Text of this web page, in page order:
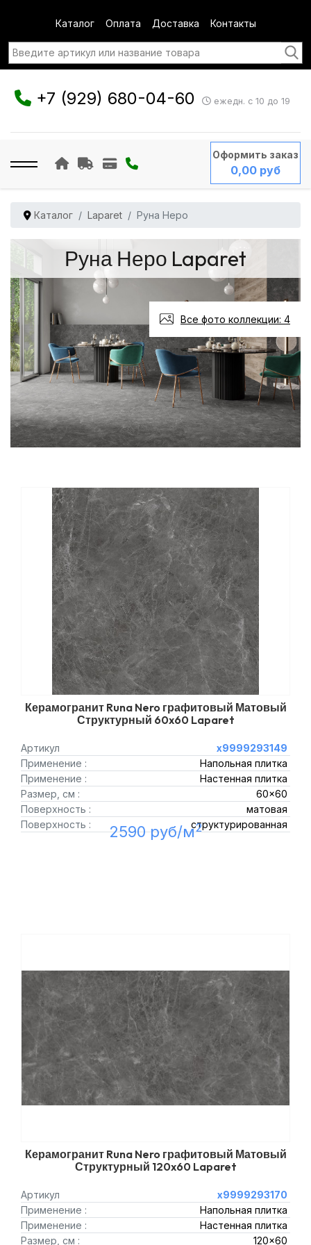
Каталог Оплата Доставка Контакты
+7 (929) 680-04-60 ежедн. с 10 до 19
Оформить заказ
0,00 руб
Каталог Laparet Руна Неро
Руна Неро Laparet
Все фото коллекции: 4
Керамогранит Runa Nero графитовый Матовый
Структурный 60x60 Laparet
Артикул
х9999293149
Применение :
Напольная плитка
Применение :
Настенная плитка
Размер, см :
60x60
Поверхность :
матовая
Поверхность :
структурированная
2590 руб/м2
Керамогранит Runa Nero графитовый Матовый
Структурный 120x60 Laparet
Артикул
х9999293170
Применение :
Напольная плитка
Применение :
Настенная плитка
Размер, см :
120x60